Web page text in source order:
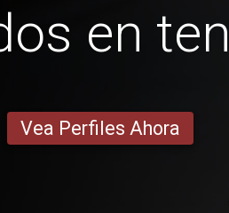
​​en
Vea Perfiles Ahora